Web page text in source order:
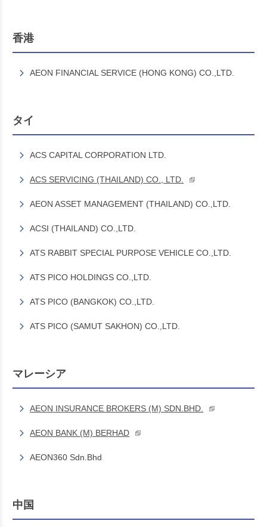
香港
AEON FINANCIAL SERVICE (HONG KONG) CO.,LTD.
タイ
ACS CAPITAL CORPORATION LTD.
ACS SERVICING (THAILAND) CO., LTD.
AEON ASSET MANAGEMENT (THAILAND) CO.,LTD.
ACSI (THAILAND) CO.,LTD.
ATS RABBIT SPECIAL PURPOSE VEHICLE CO.,LTD.
ATS PICO HOLDINGS CO.,LTD.
ATS PICO (BANGKOK) CO.,LTD.
ATS PICO (SAMUT SAKHON) CO.,LTD.
マレーシア
AEON INSURANCE BROKERS (M) SDN.BHD.
AEON BANK (M) BERHAD
AEON360 Sdn.Bhd
中国